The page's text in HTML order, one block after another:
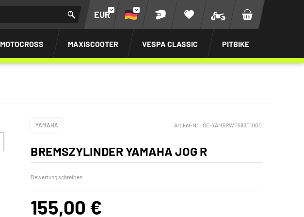
EUR
MOTOCROSS MAXISCOOTER VESPA CLASSIC PITBIKE
YAMAHA Artikel-Nr.: OE-YAM5RWF583T1000
BREMSZYLINDER YAMAHA JOG R
Bewertung schreiben
155,00 €